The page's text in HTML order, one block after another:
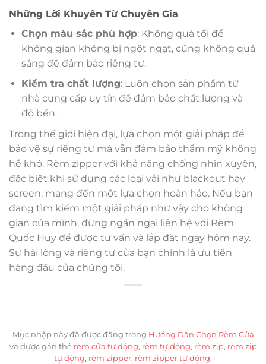
Những Lời Khuyên Từ Chuyên Gia
Chọn màu sắc phù hợp: Không quá tối để
không gian không bị ngột ngạt, cũng không quá
sáng để đảm bảo riêng tư.
Kiểm tra chất lượng: Luôn chọn sản phẩm từ
nhà cung cấp uy tín để đảm bảo chất lượng và
độ bền.
Trong thế giới hiện đại, lựa chọn một giải pháp để
bảo vệ sự riêng tư mà vẫn đảm bảo thẩm mỹ không
hề khó. Rèm zipper với khả năng chống nhìn xuyên,
đặc biệt khi sử dụng các loại vải như blackout hay
screen, mang đến một lựa chọn hoàn hảo. Nếu bạn
đang tìm kiếm một giải pháp như vậy cho không
gian của mình, đừng ngần ngại liên hệ với Rèm
Quốc Huy để được tư vấn và lắp đặt ngay hôm nay.
Sự hài lòng và riêng tư của bạn chính là ưu tiên
hàng đầu của chúng tôi.
Mục nhập này đã được đăng trong Hướng Dẫn Chọn Rèm Cửa
và được gắn thẻ rèm cửa tự động, rèm tự động, rèm zip, rèm zip
tự động, rèm zipper, rèm zipper tự động.